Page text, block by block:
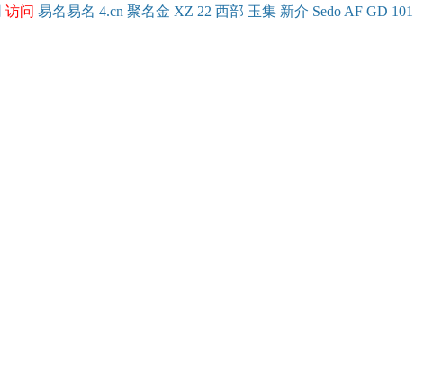
访问 易名易名 4.cn 聚名金 XZ 22 西部 玉集 新介 Sedo AF GD 101